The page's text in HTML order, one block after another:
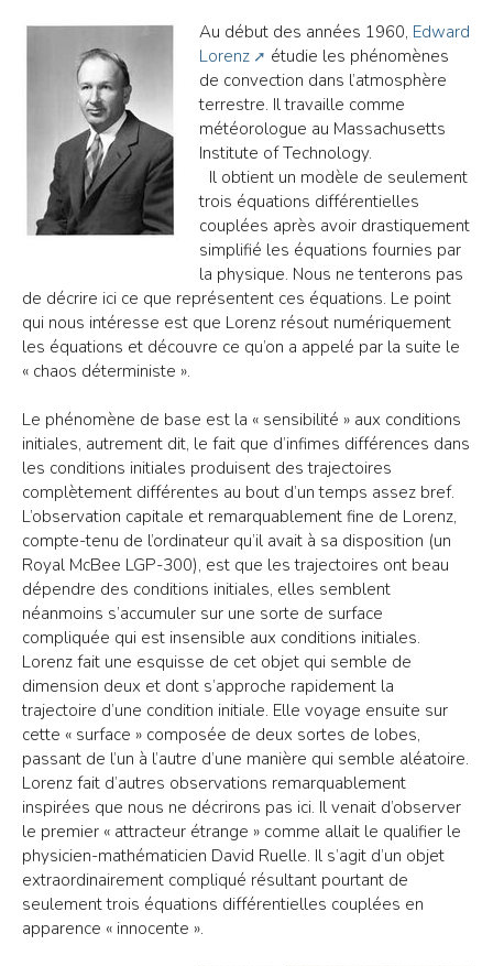
Au début des années 1960, Edward
Lorenz
étudie les phénomènes
de convection dans l’atmosphère
terrestre. Il travaille comme
météorologue au Massachusetts
Institute of Technology.
Il obtient un modèle de seulement
trois équations différentielles
couplées après avoir drastiquement
simplifié les équations fournies par
la physique. Nous ne tenterons pas
de décrire ici ce que représentent ces équations. Le point
qui nous intéresse est que Lorenz résout numériquement
les équations et découvre ce qu’on a appelé par la suite le
« chaos déterministe ».
Le phénomène de base est la « sensibilité » aux conditions
initiales, autrement dit, le fait que d’infimes différences dans
les conditions initiales produisent des trajectoires
complètement différentes au bout d’un temps assez bref.
L’observation capitale et remarquablement fine de Lorenz,
compte-tenu de l’ordinateur qu’il avait à sa disposition (un
Royal McBee LGP-300), est que les trajectoires ont beau
dépendre des conditions initiales, elles semblent
néanmoins s’accumuler sur une sorte de surface
compliquée qui est insensible aux conditions initiales.
Lorenz fait une esquisse de cet objet qui semble de
dimension deux et dont s’approche rapidement la
trajectoire d’une condition initiale. Elle voyage ensuite sur
cette « surface » composée de deux sortes de lobes,
passant de l’un à l’autre d’une manière qui semble aléatoire.
Lorenz fait d’autres observations remarquablement
inspirées que nous ne décrirons pas ici. Il venait d’observer
le premier « attracteur étrange » comme allait le qualifier le
physicien-mathématicien David Ruelle. Il s’agit d’un objet
extraordinairement compliqué résultant pourtant de
seulement trois équations différentielles couplées en
apparence « innocente ».